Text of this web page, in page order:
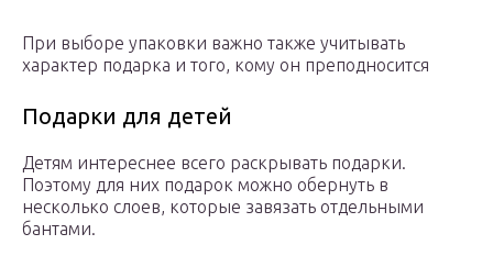
При выборе упаковки важно также учитывать
характер подарка и того, кому он преподносится
Подарки для детей
Детям интереснее всего раскрывать подарки.
Поэтому для них подарок можно обернуть в
несколько слоев, которые завязать отдельными
бантами.